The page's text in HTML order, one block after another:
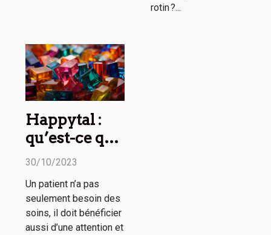
rotin ?...
Happytal :
qu’est-ce que
c’est ?
30/10/2023
Un patient n’a pas
seulement besoin des
soins, il doit bénéficier
aussi d’une attention et